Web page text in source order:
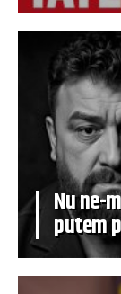
Nu ne-
putem